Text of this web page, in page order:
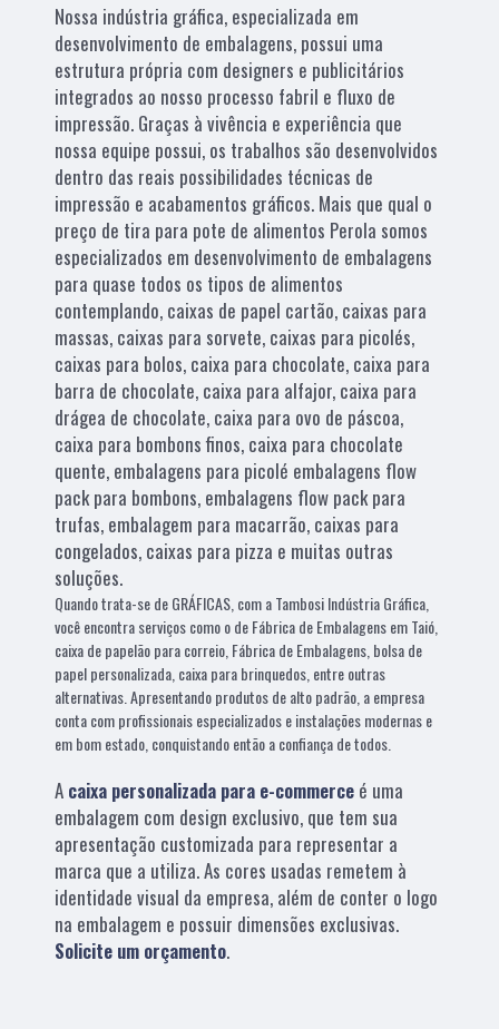
Nossa indústria gráfica, especializada em
desenvolvimento de embalagens, possui uma
estrutura própria com designers e publicitários
integrados ao nosso processo fabril e fluxo de
impressão. Graças à vivência e experiência que
nossa equipe possui, os trabalhos são desenvolvidos
dentro das reais possibilidades técnicas de
impressão e acabamentos gráficos. Mais que qual o
preço de tira para pote de alimentos Perola somos
especializados em desenvolvimento de embalagens
para quase todos os tipos de alimentos
contemplando, caixas de papel cartão, caixas para
massas, caixas para sorvete, caixas para picolés,
caixas para bolos, caixa para chocolate, caixa para
barra de chocolate, caixa para alfajor, caixa para
drágea de chocolate, caixa para ovo de páscoa,
caixa para bombons finos, caixa para chocolate
quente, embalagens para picolé embalagens flow
pack para bombons, embalagens flow pack para
trufas, embalagem para macarrão, caixas para
congelados, caixas para pizza e muitas outras
soluções.
Quando trata-se de GRÁFICAS, com a Tambosi Indústria Gráfica,
você encontra serviços como o de Fábrica de Embalagens em Taió,
caixa de papelão para correio, Fábrica de Embalagens, bolsa de
papel personalizada, caixa para brinquedos, entre outras
alternativas. Apresentando produtos de alto padrão, a empresa
conta com profissionais especializados e instalações modernas e
em bom estado, conquistando então a confiança de todos.
A caixa personalizada para e-commerce é uma
embalagem com design exclusivo, que tem sua
apresentação customizada para representar a
marca que a utiliza. As cores usadas remetem à
identidade visual da empresa, além de conter o logo
na embalagem e possuir dimensões exclusivas.
Solicite um orçamento.